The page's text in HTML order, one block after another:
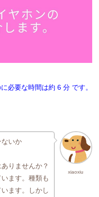
必要な時間は約 6 分 です。
xiaoxiu
ないか
りませんか？
ます。種類も
ます。しかし